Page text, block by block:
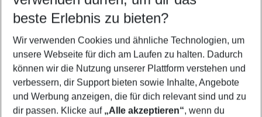
5-8 Nächte
2 Erwachsene Keine Kinder
Mehr Filter anzeigen
beste Erlebnis zu bieten?
Wir verwenden Cookies und ähnliche Technologien, um
unsere Webseite für dich am Laufen zu halten. Dadurch
können wir die Nutzung unserer Plattform verstehen und
verbessern, dir Support bieten sowie Inhalte, Angebote
und Werbung anzeigen, die für dich relevant sind und zu
dir passen. Klicke auf „Alle akzeptieren“, wenn du